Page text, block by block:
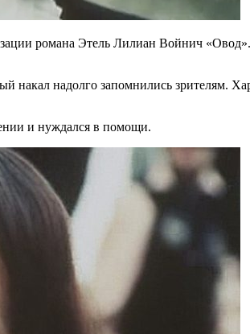
романа Этель Лилиан Войнич
накал надолго запомнились зрителям.
и нуждался в помощи.